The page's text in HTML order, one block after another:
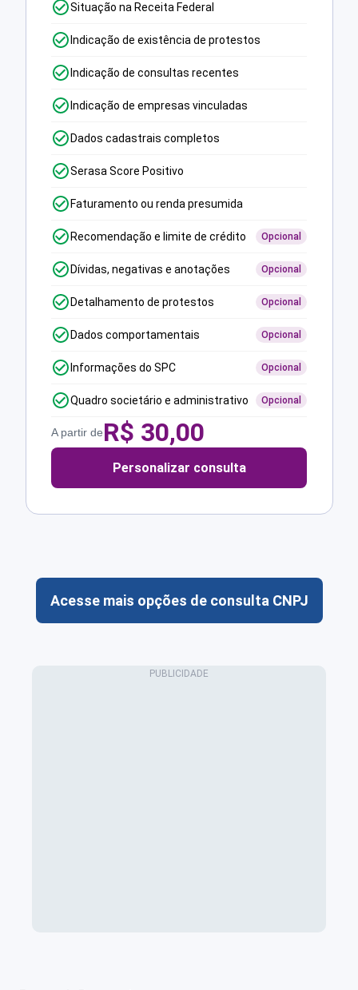
Situação na Receita Federal
Indicação de existência de protestos
Indicação de consultas recentes
Indicação de empresas vinculadas
Dados cadastrais completos
Serasa Score Positivo
Faturamento ou renda presumida
Recomendação e limite de crédito Opcional
Dívidas, negativas e anotações Opcional
Detalhamento de protestos Opcional
Dados comportamentais Opcional
Informações do SPC Opcional
Quadro societário e administrativo Opcional
A partir deR$ 30,00
Personalizar consulta
Acesse mais opções de consulta CNPJ